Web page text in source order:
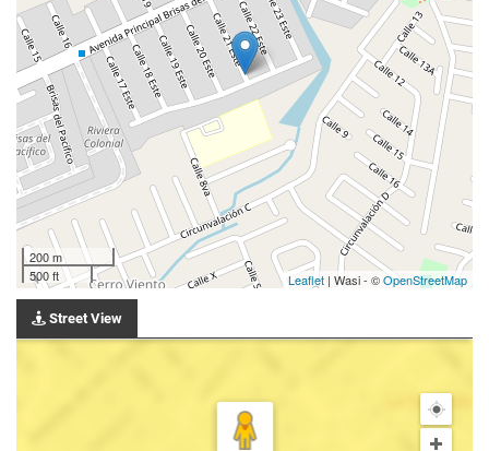
200 m
500 ft
Leaflet | Wasi - ©OpenStreetMap
Street View